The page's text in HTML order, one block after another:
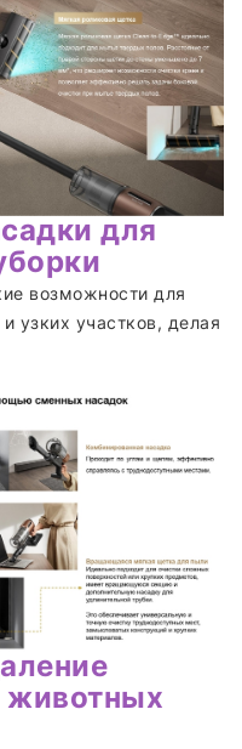
для
возможности для
узких участков, делая